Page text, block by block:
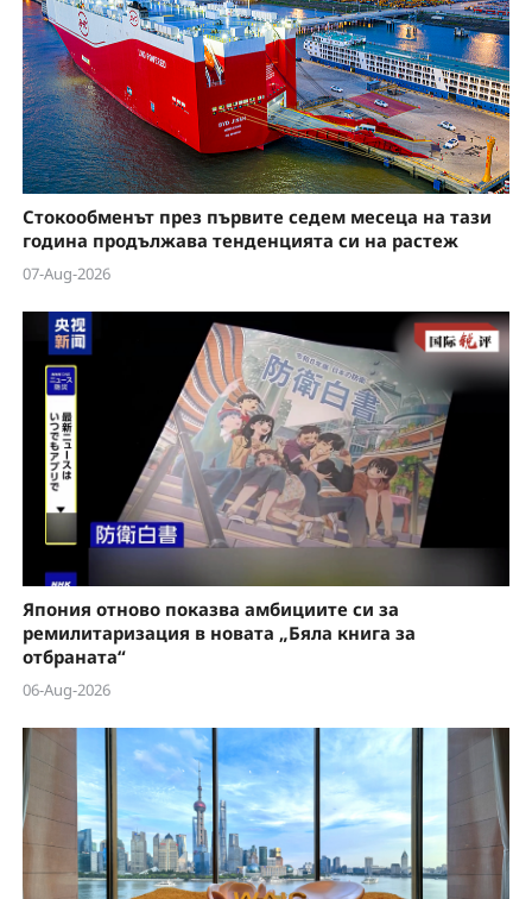
Стокообменът през първите седем месеца на тази
година продължава тенденцията си на растеж
07-Aug-2026
Япония отново показва амбициите си за
ремилитаризация в новата „Бяла книга за
отбраната“
06-Aug-2026